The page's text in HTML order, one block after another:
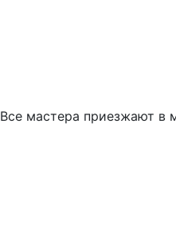
Все мастера приезжают в